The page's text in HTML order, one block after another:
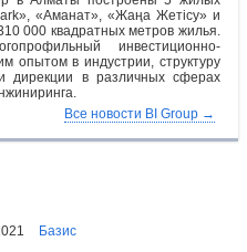
«Аманат», «Жаңа Жетісу» и
000 квадратных метров жилья.
инвестиционно-
опытом в индустрии, структуру
дирекции в различных сферах
Все новости BI Group →
Базис